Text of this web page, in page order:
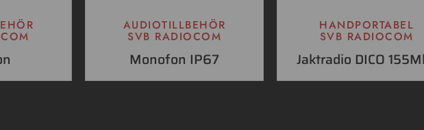
AUDIOTILLBEHÖR
SVB RADIOCOM
Monofon IP67
HANDPORTABEL
SVB RADIOCOM
Jaktradio DICO